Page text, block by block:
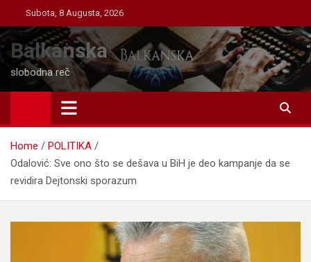
to
content
Subota, 8 Augusta, 2026
Balkanska
slobodna reč
Home
POLITIKA
Odalović: Sve ono što se dešava u BiH je deo kampanje da se
revidira Dejtonski sporazum